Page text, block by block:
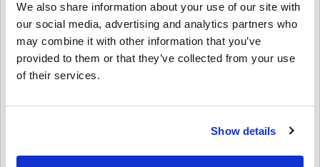
We also share information about your use of our site with
our social media, advertising and analytics partners who
may combine it with other information that you’ve
provided to them or that they’ve collected from your use
of their services.
Show details
Comment ça marche sur Livecards.net
Nouveau sur Livecards.net ? Acheter des codes numériques est
Avertissement
Les produitspré-commandeseront livrés avant ou à la
seront livrés instantanément en attendant les contrôles de
Les achats considérés pour un usage commercial ne
10 Avis